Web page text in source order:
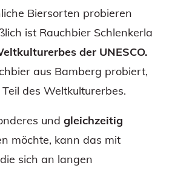
Biersorten probieren
ist Rauchbier Schlenkerla
der UNESCO.
aus Bamberg probiert,
des Weltkulturerbes.
und gleichzeitig
möchte, kann das mit
sich an langen